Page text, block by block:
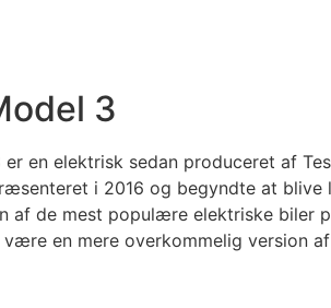
3
er en elektrisk sedan produceret af
i 2016 og begyndte at blive
af de mest populære elektriske biler
en mere overkommelig version af